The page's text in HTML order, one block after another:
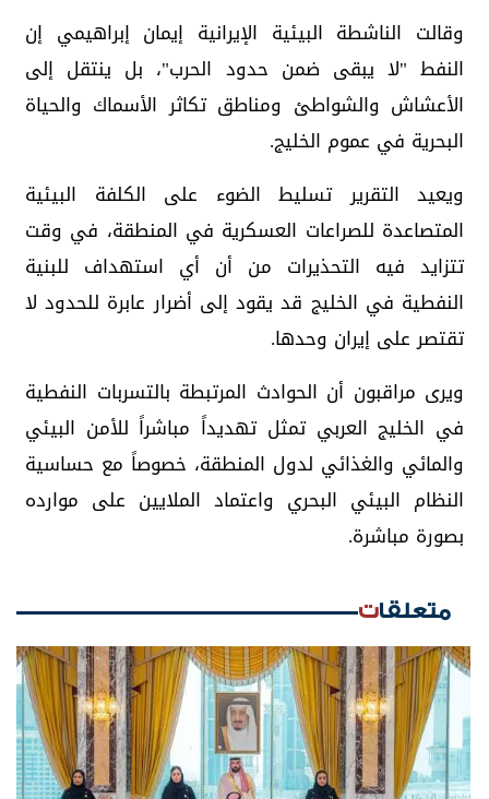
وقالت الناشطة البيئية الإيرانية إيمان إبراهيمي إن
النفط "لا يبقى ضمن حدود الحرب"، بل ينتقل إلى
الأعشاش والشواطئ ومناطق تكاثر الأسماك والحياة
البحرية في عموم الخليج.
ويعيد التقرير تسليط الضوء على الكلفة البيئية
المتصاعدة للصراعات العسكرية في المنطقة، في وقت
تتزايد فيه التحذيرات من أن أي استهداف للبنية
النفطية في الخليج قد يقود إلى أضرار عابرة للحدود لا
تقتصر على إيران وحدها.
ويرى مراقبون أن الحوادث المرتبطة بالتسربات النفطية
في الخليج العربي تمثل تهديداً مباشراً للأمن البيئي
والمائي والغذائي لدول المنطقة، خصوصاً مع حساسية
النظام البيئي البحري واعتماد الملايين على موارده
بصورة مباشرة.
متعلقات